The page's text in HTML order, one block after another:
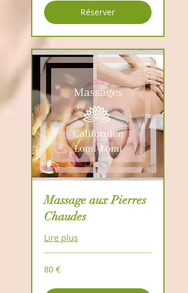
Réserver
Massage aux Pierres
Chaudes
Lire plus
80
euros
80 €